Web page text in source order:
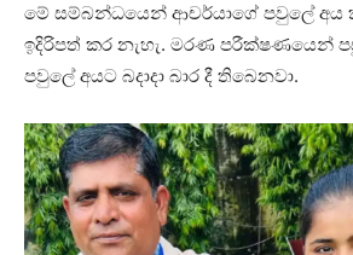
මේ සම්බන්ධයෙන් ආචර්යාගේ පවුලේ
ඉදිරිපත් කර නැහැ. මරණ පරීක්ෂණයෙන්
පවුලේ අයට බදාදා බාර දී තිබෙනවා.